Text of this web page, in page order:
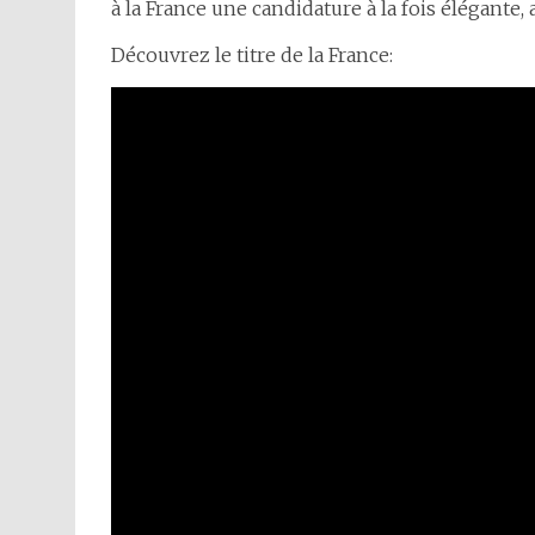
à la France une candidature à la fois élégante,
Découvrez le titre de la France: